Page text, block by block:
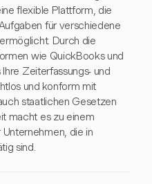
flexible Plattform, die
für verschiedene
Durch die
wie QuickBooks und
Zeiterfassungs- und
und konform mit
staatlichen Gesetzen
macht es zu einem
die in
sind.